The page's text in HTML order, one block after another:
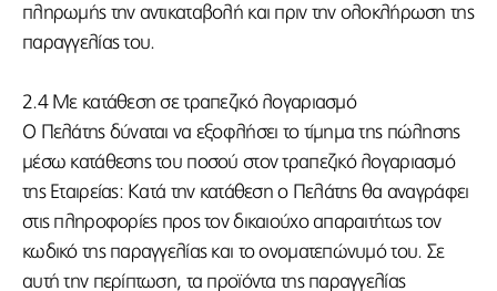
πληρωμής την αντικαταβολή και πριν την ολοκλήρωση της
παραγγελίας του.
2.4 Με κατάθεση σε τραπεζικό λογαριασμό
Ο Πελάτης δύναται να εξοφλήσει το τίμημα της πώλησης
μέσω κατάθεσης του ποσού στον τραπεζικό λογαριασμό
της Εταιρείας: Κατά την κατάθεση ο Πελάτης θα αναγράφει
στις πληροφορίες προς τον δικαιούχο απαραιτήτως τον
κωδικό της παραγγελίας και το ονοματεπώνυμό του. Σε
αυτή την περίπτωση, τα προϊόντα της παραγγελίας